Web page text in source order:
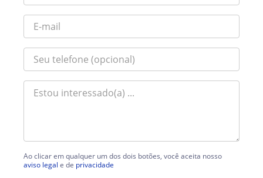
Ao clicar em qualquer um dos dois botões, você aceita nosso
aviso legal e de privacidade